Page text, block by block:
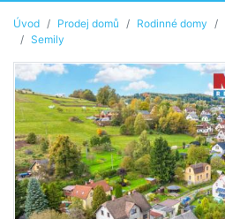
Úvod Prodej domů Rodinné domy
Semily